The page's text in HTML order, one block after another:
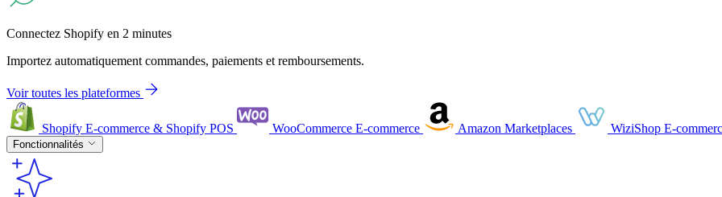
Connectez Shopify en 2 minutes
Importez automatiquement commandes, paiements et remboursements.
Voir toutes les plateformes
Shopify E-commerce & Shopify POS WooCommerce E-commerce Amazon Marketplaces WiziShop E-
Fonctionnalités